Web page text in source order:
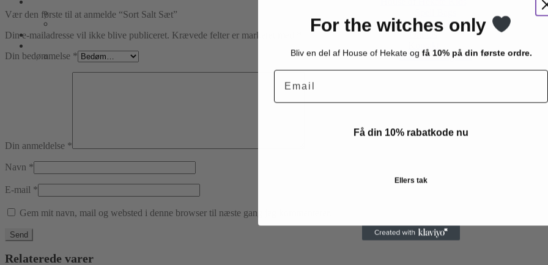
Spell Jars
Om Os
Handelsbetingelser
Vær den første til at anmelde “Sort Salt Sæt”
Din e-mailadresse vil ikke blive publiceret. Krævede felter er markeret med
Din bedømmelse *
Din anmeldelse *
Navn *
E-mail *
Gem mit navn, mail og websted i denne browser til næste gang jeg kommenterer.
Relaterede varer
For the witches only
Bliv en del af House of Hekate og få 10% på din første ordre.
Email
Få din 10% rabatkode nu
Ellers tak